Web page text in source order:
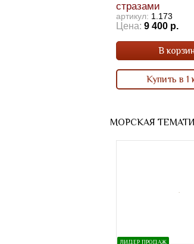
стразами
артикул: 1.173
Цена: 9 400 р.
В
Купить в 1
МОРСКАЯ
ЛИДЕР ПРОДАЖ